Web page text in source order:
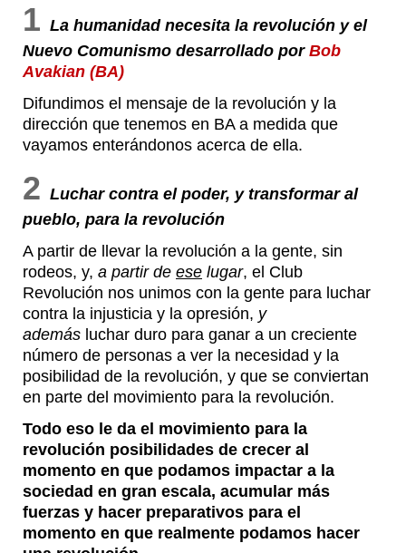
1 La humanidad necesita la revolución y el
Nuevo Comunismo desarrollado por Bob
Avakian (BA)
Difundimos el mensaje de la revolución y la
dirección que tenemos en BA a medida que
vayamos enterándonos acerca de ella.
2 Luchar contra el poder, y transformar al
pueblo, para la revolución
A partir de llevar la revolución a la gente, sin
rodeos, y, a partir de ese lugar, el Club
Revolución nos unimos con la gente para luchar
contra la injusticia y la opresión, y
además luchar duro para ganar a un creciente
número de personas a ver la necesidad y la
posibilidad de la revolución, y que se conviertan
en parte del movimiento para la revolución.
Todo eso le da el movimiento para la
revolución posibilidades de crecer al
momento en que podamos impactar a la
sociedad en gran escala, acumular más
fuerzas y hacer preparativos para el
momento en que realmente podamos hacer